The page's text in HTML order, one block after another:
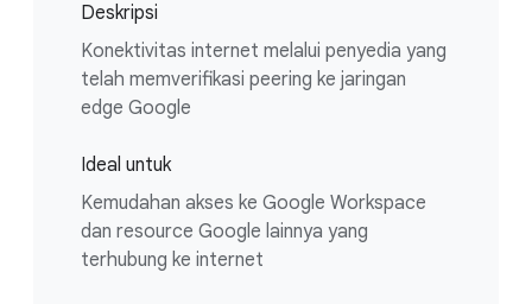
Deskripsi
Konektivitas internet melalui penyedia yang
telah memverifikasi peering ke jaringan
edge Google
Ideal untuk
Kemudahan akses ke Google Workspace
dan resource Google lainnya yang
terhubung ke internet